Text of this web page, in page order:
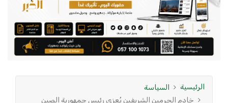
الرئيسية
السياسة
خادم الحرمين الشريفين يُعزي رئيس جمهورية الصين